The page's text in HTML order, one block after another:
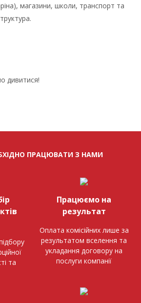
магазини, школи, транспорт та
дивитися!
ПРАЦЮВАТИ З НАМИ
та
Працюємо на
результат
Оплата комісійних лише за
результатом вселення та
укладання договору на
послуги компанії